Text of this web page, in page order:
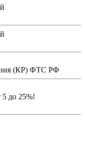
(КР) ФТС РФ
до 25%!